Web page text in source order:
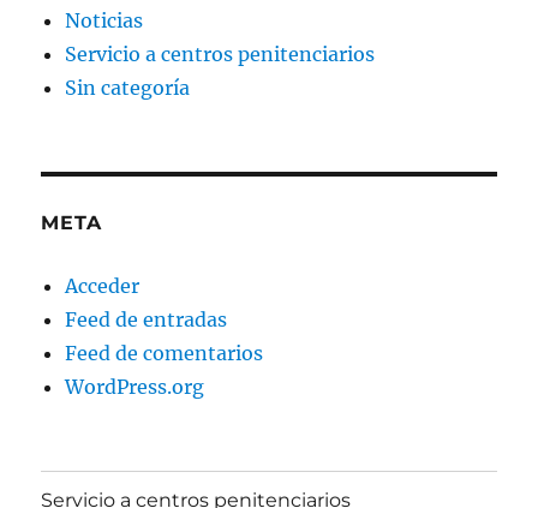
Noticias
Servicio a centros penitenciarios
Sin categoría
META
Acceder
Feed de entradas
Feed de comentarios
WordPress.org
Servicio a centros penitenciarios